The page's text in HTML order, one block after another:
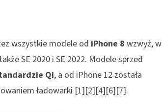
wszystkie modele od iPhone 8 wzwyż, w
SE 2020 i SE 2022. Modele sprzed
Qi, a od iPhone 12 została
ładowarki [1][2][4][6][7].